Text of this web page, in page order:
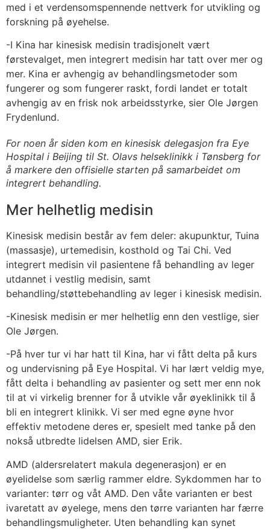
med i et verdensomspennende nettverk for utvikling og
forskning på øyehelse.
-I Kina har kinesisk medisin tradisjonelt vært
førstevalget, men integrert medisin har tatt over mer og
mer. Kina er avhengig av behandlingsmetoder som
fungerer og som fungerer raskt, fordi landet er totalt
avhengig av en frisk nok arbeidsstyrke, sier Ole Jørgen
Frydenlund.
For noen år siden kom en kinesisk delegasjon fra Eye
Hospital i Beijing til St. Olavs helseklinikk i Tønsberg for
å markere den offisielle starten på samarbeidet om
integrert behandling.
Mer helhetlig medisin
Kinesisk medisin består av fem deler: akupunktur, Tuina
(massasje), urtemedisin, kosthold og Tai Chi. Ved
integrert medisin vil pasientene få behandling av leger
utdannet i vestlig medisin, samt
behandling/støttebehandling av leger i kinesisk medisin.
-Kinesisk medisin er mer helhetlig enn den vestlige, sier
Ole Jørgen.
-På hver tur vi har hatt til Kina, har vi fått delta på kurs
og undervisning på Eye Hospital. Vi har lært veldig mye,
fått delta i behandling av pasienter og sett mer enn nok
til at vi virkelig brenner for å utvikle vår øyeklinikk til å
bli en integrert klinikk. Vi ser med egne øyne hvor
effektiv metodene deres er, spesielt med tanke på den
nokså utbredte lidelsen AMD, sier Erik.
AMD (aldersrelatert makula degenerasjon) er en
øyelidelse som særlig rammer eldre. Sykdommen har to
varianter: tørr og våt AMD. Den våte varianten er best
ivaretatt av øyelege, mens den tørre varianten har færre
behandlingsmuligheter. Uten behandling kan synet